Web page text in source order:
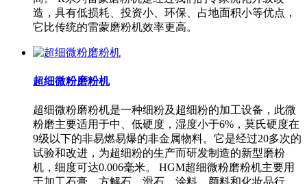
造，具有低损耗、投资小、环保、占地面积小等优点，
它比传统的雷蒙磨粉机效率更高。
超细微粉磨粉机
超细微粉磨粉机是一种细粉及超细粉的加工设备，此微
粉磨主要适用于中、低硬度，湿度小于6%，莫氏硬度在
9级以下的非易燃易爆的非金属物料。它是经过20多次的
试验和改进，为超细粉的生产而研发制造的新型磨粉
机，细度可达0.006毫米。 HGM超细微粉磨粉机主要用